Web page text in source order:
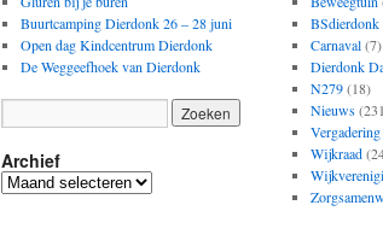
Buurtcamping Dierdonk 26 – 28 juni
Open dag Kindcentrum Dierdonk
De Weggeefhoek van Dierdonk
Archief
Archief
BSdierdonk
Carnaval(7)
Dierdonk
N279(18)
Nieuws
Vergadering
Wijkraad